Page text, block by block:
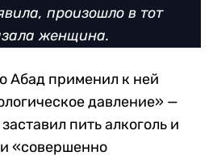
произошло в тот
женщина.
Абад применил к ней
давление» —
пить алкоголь и
«совершенно